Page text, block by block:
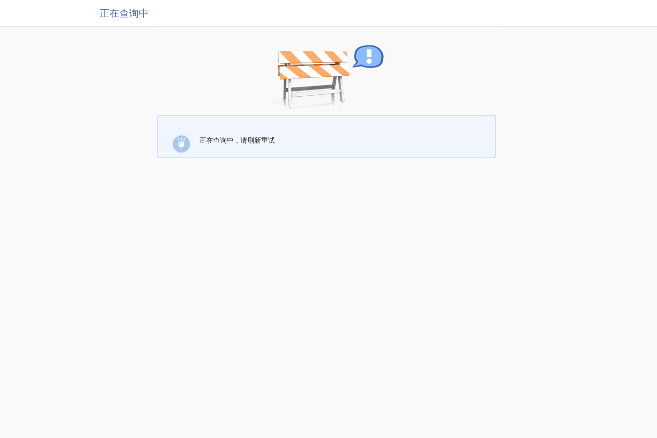
正在查询中
正在查询中，请刷新重试